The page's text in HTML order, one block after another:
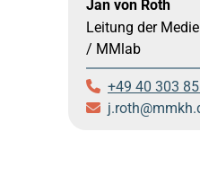
Jan von Roth
Leitung der
/ MMlab
+49 40 303
j.roth